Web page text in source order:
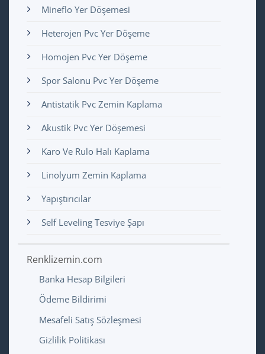
Mineflo Yer Döşemesi
Heterojen Pvc Yer Döşeme
Homojen Pvc Yer Döşeme
Spor Salonu Pvc Yer Döşeme
Antistatik Pvc Zemin Kaplama
Akustik Pvc Yer Döşemesi
Karo Ve Rulo Halı Kaplama
Linolyum Zemin Kaplama
Yapıştırıcılar
Self Leveling Tesviye Şapı
Renklizemin.com
Banka Hesap Bilgileri
Ödeme Bildirimi
Mesafeli Satış Sözleşmesi
Gizlilik Politikası